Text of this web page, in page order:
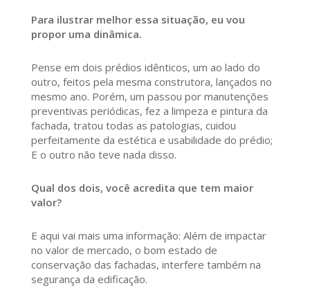
Para ilustrar melhor essa situação, eu vou
propor uma dinâmica.
Pense em dois prédios idênticos, um ao lado do
outro, feitos pela mesma construtora, lançados no
mesmo ano. Porém, um passou por manutenções
preventivas periódicas, fez a limpeza e pintura da
fachada, tratou todas as patologias, cuidou
perfeitamente da estética e usabilidade do prédio;
E o outro não teve nada disso.
Qual dos dois, você acredita que tem maior
valor?
E aqui vai mais uma informação: Além de impactar
no valor de mercado, o bom estado de
conservação das fachadas, interfere também na
segurança da edificação.